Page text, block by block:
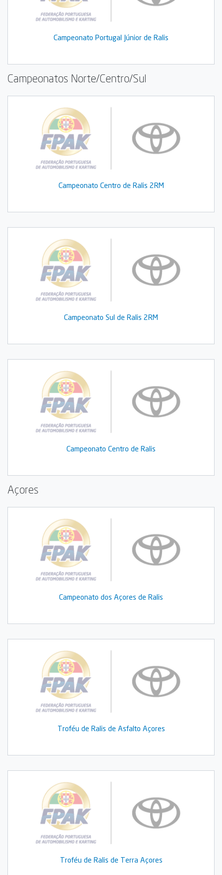
Campeonato Portugal Júnior de Ralis
Campeonatos Norte/Centro/Sul
Campeonato Centro de Ralis 2RM
Campeonato Sul de Ralis 2RM
Campeonato Centro de Ralis
Açores
Campeonato dos Açores de Ralis
Troféu de Ralis de Asfalto Açores
Troféu de Ralis de Terra Açores